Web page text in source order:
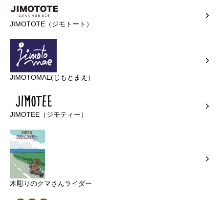
JIMOTOTE（ジモトート）
JIMOTOMAE(じもとまえ）
JIMOTEE（ジモティー）
木彫りのクマさんライダー